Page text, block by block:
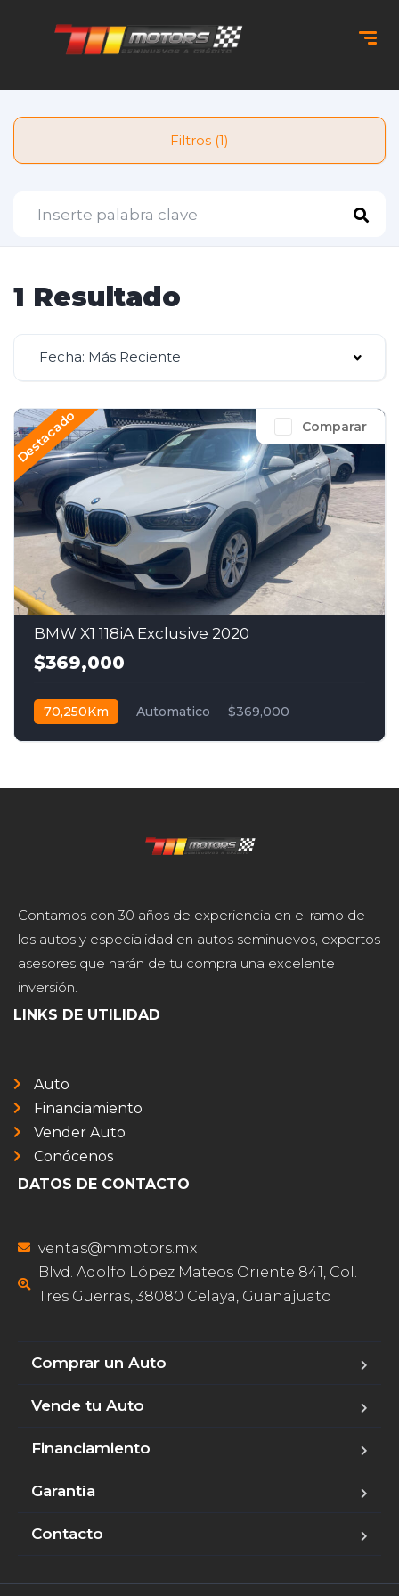
Filtros (1)
1 Resultado
Fecha: Más Reciente
Comparar
Destacado
BMW X1 118iA Exclusive 2020
$369,000
70,250Km Automatico $369,000
Contamos con 30 años de experiencia en el ramo de
los autos y especialidad en autos seminuevos, expertos
asesores que harán de tu compra una excelente
inversión.
LINKS DE UTILIDAD
Auto
Financiamiento
Vender Auto
Conócenos
DATOS DE CONTACTO
ventas@mmotors.mx
Blvd. Adolfo López Mateos Oriente 841, Col.
Tres Guerras, 38080 Celaya, Guanajuato
Comprar un Auto
Vende tu Auto
Financiamiento
Garantía
Contacto